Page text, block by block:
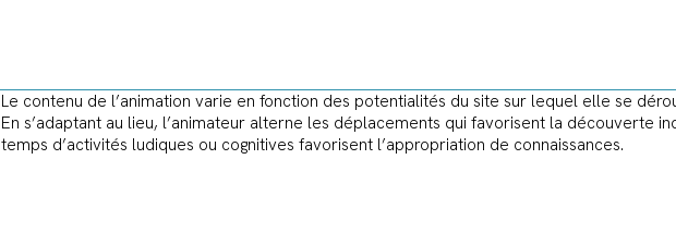
Le contenu de l’animation varie en fonction des potentialités du site sur lequel elle se
En s’adaptant au lieu, l’animateur alterne les déplacements qui favorisent la découverte
temps d’activités ludiques ou cognitives favorisent l’appropriation de connaissances.